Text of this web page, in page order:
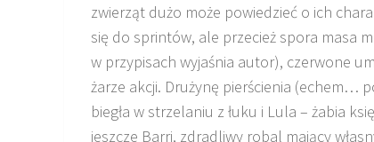
zwierząt dużo może powiedzieć o ich
się do sprintów, ale przecież spora masa
w przypisach wyjaśnia autor), czerwone
żarze akcji. Drużynę pierścienia (echem…
biegła w strzelaniu z łuku i Lula – żabia
jeszcze Barri, zdradliwy robal mający